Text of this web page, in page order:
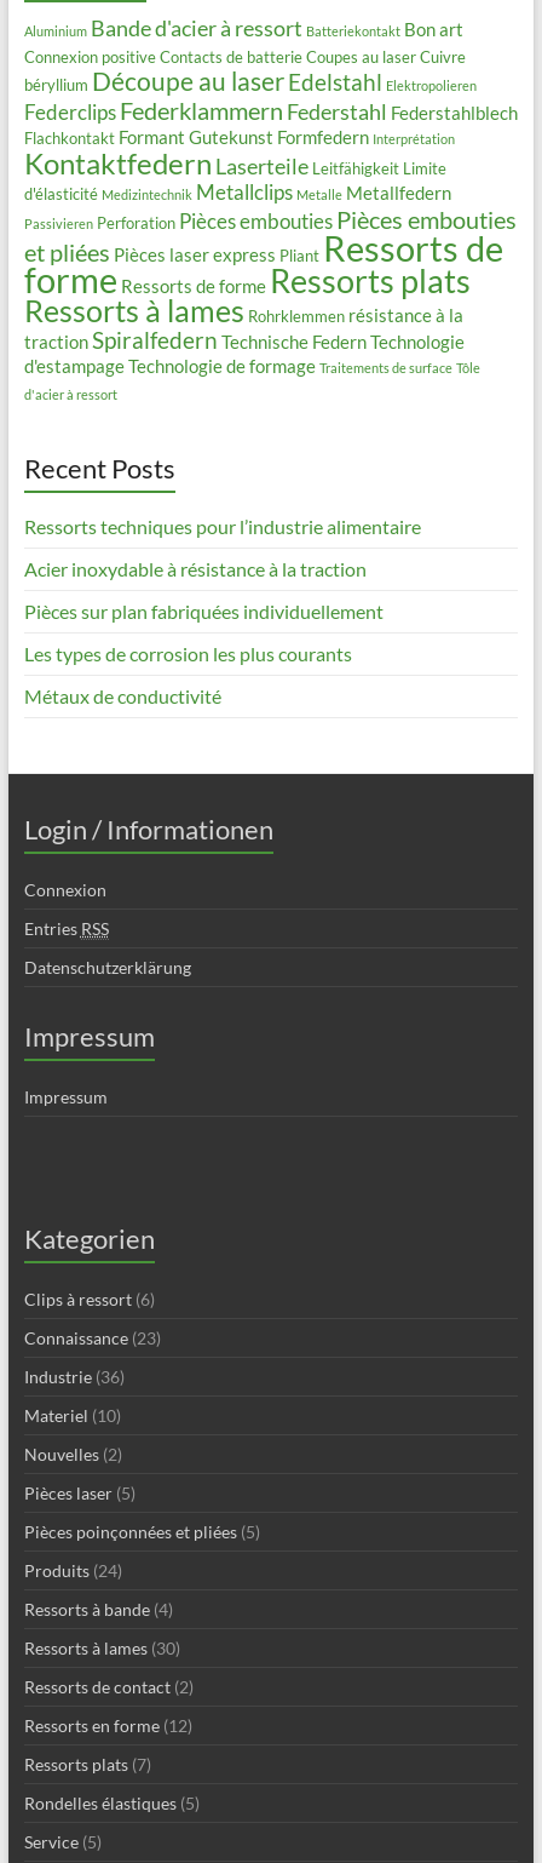
Aluminium Bande d'acier à ressort Batteriekontakt Bon art
Connexion positive Contacts de batterie Coupes au laser Cuivre
béryllium Découpe au laserEdelstahl Elektropolieren
Federclips Federklammern Federstahl Federstahlblech
Flachkontakt Formant Gutekunst Formfedern Interprétation
Kontaktfedern Laserteile Leitfähigkeit Limite
d'élasticité Medizintechnik Metallclips Metalle Metallfedern
Passivieren Perforation Pièces embouties Pièces embouties
et pliées Pièces laser express Pliant Ressorts de
forme Ressorts de forme Ressorts plats
Ressorts à lames Rohrklemmen résistance à la
tractionSpiralfedern Technische FedernTechnologie
d'estampageTechnologie de formage Traitements de surface Tôle
d'acier à ressort
Recent Posts
Ressorts techniques pour l’industrie alimentaire
Acier inoxydable à résistance à la traction
Pièces sur plan fabriquées individuellement
Les types de corrosion les plus courants
Métaux de conductivité
Login / Informationen
Connexion
Entries RSS
Datenschutzerklärung
Impressum
Impressum
Kategorien
Clips à ressort(6)
Connaissance(23)
Industrie(36)
Materiel (10)
Nouvelles(2)
Pièces laser(5)
Pièces poinçonnées et pliées(5)
Produits(24)
Ressorts à bande(4)
Ressorts à lames(30)
Ressorts de contact(2)
Ressorts en forme(12)
Ressorts plats(7)
Rondelles élastiques(5)
Service(5)